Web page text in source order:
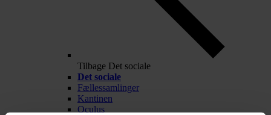
Tilbage Det sociale
Det sociale
Fællessamlinger
Kantinen
Oculus